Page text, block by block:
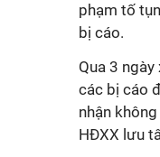
phạm tố
bị cáo.
Qua 3
các bị cáo
nhận
HĐXX lưu